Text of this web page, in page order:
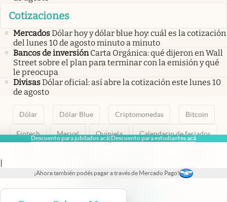
Descuento para jubilados acá|Descuento para estudiantes acá
|
¡Ahora también podés pagar a través de Mercado Pago!
Cotizaciones
MercadosDólar hoy y dólar blue hoy: cuál es la cotización
del lunes 10 de agosto minuto a minuto
Bancos de inversión Carta Orgánica: qué dijeron en Wall
Street sobre el plan para terminar con la emisión y qué
le preocupa
DivisasDólar oficial: así abre la cotización este lunes 10
de agosto
Dólar Dólar Blue Criptomonedas Bitcoin
Fintech Merval Quiniela Calendario de feriados
abre en nueva pestaña
abre en nueva pestaña
abre en nueva pestaña
abre en nueva pestaña
abre en nueva pestaña